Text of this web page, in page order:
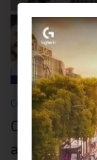
COMMUNIQUÉS/
Concert
au studio